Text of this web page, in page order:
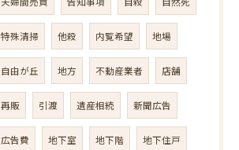
特殊清掃 他殺 内覧希望 地場
自由が丘 地方 不動産業者 店舗
再販 引渡 遺産相続 新聞広告
広告費 地下室 地下階 地下住戸